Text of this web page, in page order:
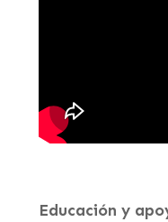
Educación y